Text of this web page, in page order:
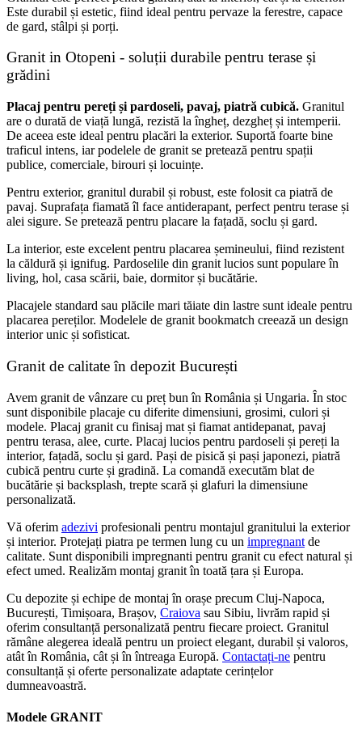
Este durabil și estetic, fiind ideal pentru pervaze la ferestre, capace
de gard, stâlpi și porți.
Granit in Otopeni - soluții durabile pentru terase și
grădini
Placaj pentru pereți și pardoseli, pavaj, piatră cubică. Granitul
are o durată de viață lungă, rezistă la îngheț, dezgheț și intemperii.
De aceea este ideal pentru placări la exterior. Suportă foarte bine
traficul intens, iar podelele de granit se pretează pentru spații
publice, comerciale, birouri și locuințe.
Pentru exterior, granitul durabil și robust, este folosit ca piatră de
pavaj. Suprafața fiamată îl face antiderapant, perfect pentru terase și
alei sigure. Se pretează pentru placare la fațadă, soclu și gard.
La interior, este excelent pentru placarea șemineului, fiind rezistent
la căldură și ignifug. Pardoselile din granit lucios sunt populare în
living, hol, casa scării, baie, dormitor și bucătărie.
Placajele standard sau plăcile mari tăiate din lastre sunt ideale pentru
placarea pereților. Modelele de granit bookmatch creează un design
interior unic și sofisticat.
Granit de calitate în depozit București
Avem granit de vânzare cu preț bun în România și Ungaria. În stoc
sunt disponibile placaje cu diferite dimensiuni, grosimi, culori și
modele. Placaj granit cu finisaj mat și fiamat antidepanat, pavaj
pentru terasa, alee, curte. Placaj lucios pentru pardoseli și pereți la
interior, fațadă, soclu și gard. Pași de pisică și pași japonezi, piatră
cubică pentru curte și gradină. La comandă executăm blat de
bucătărie și backsplash, trepte scară și glafuri la dimensiune
personalizată.
Vă oferim adezivi profesionali pentru montajul granitului la exterior
și interior. Protejați piatra pe termen lung cu un impregnant de
calitate. Sunt disponibili impregnanti pentru granit cu efect natural și
efect umed. Realizăm montaj granit în toată țara și Europa.
Cu depozite și echipe de montaj în orașe precum Cluj-Napoca,
București, Timișoara, Brașov, Craiova sau Sibiu, livrăm rapid și
oferim consultanță personalizată pentru fiecare proiect. Granitul
rămâne alegerea ideală pentru un proiect elegant, durabil și valoros,
atât în România, cât și în întreaga Europă. Contactați-ne pentru
consultanță și oferte personalizate adaptate cerințelor
dumneavoastră.
Modele GRANIT